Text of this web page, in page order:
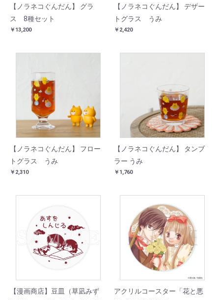
【ノラネコぐんだん】 グラ
ス 8種セット
￥13,200
【ノラネコぐんだん】 デザー
トグラス うみ
￥2,420
【ノラネコぐんだん】 フロー
トグラス うみ
￥2,310
【ノラネコぐんだん】 タンブ
ラー うみ
￥1,760
【漫画商店】豆皿（草凪みず
アクリルコースター「花と悪